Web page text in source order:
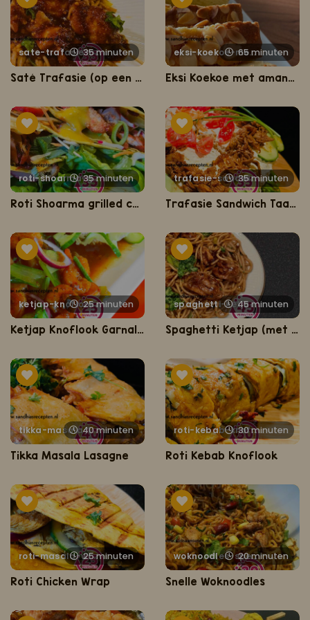
sate-trafasie-op-een-bedje-van-spaghetti
35 minuten
Saté Trafasie (op een bedje van spaghetti)
eksi-koekoe-met-amandel
65 minuten
Eksi Koekoe met amandel (Surinaamse amandelcake)
roti-shoarma-grilled-chicken
35 minuten
Roti Shoarma grilled chicken
trafasie-sandwich-cake
35 minuten
Trafasie Sandwich Taart
ketjap-knoflook-garnalen
25 minuten
Ketjap Knoflook Garnalen (met Shanghai paksoi)
spaghetti-ketjap-met-kippendijen-en-broccoli
45 minuten
Spaghetti Ketjap (met kippendijen in een sausbadje)
tikka-masala-lasagne
40 minuten
Tikka Masala Lasagne
roti-kebab-knoflook
30 minuten
Roti Kebab Knoflook
roti-masala-wrap
25 minuten
Roti Chicken Wrap
woknoodles-speciaal
20 minuten
Snelle Woknoodles